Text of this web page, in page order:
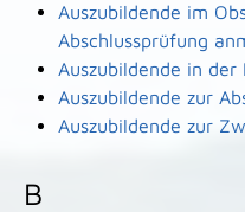
Auszubildende im
Abschlussprüfung
Auszubildende in
Auszubildende zur
Auszubildende zur
B